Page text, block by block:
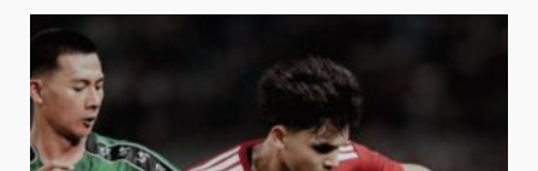
Hasil Piala Presiden 2026,